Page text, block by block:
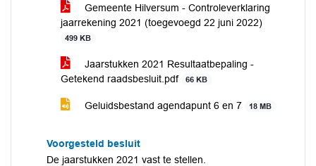
Gemeente Hilversum - Controleverklaring
jaarrekening 2021 (toegevoegd 22 juni 2022)
499 KB
Jaarstukken 2021 Resultaatbepaling -
Getekend raadsbesluit.pdf
66 KB
Geluidsbestand agendapunt 6 en 7 18 MB
Voorgesteld besluit
De jaarstukken 2021 vast te stellen.